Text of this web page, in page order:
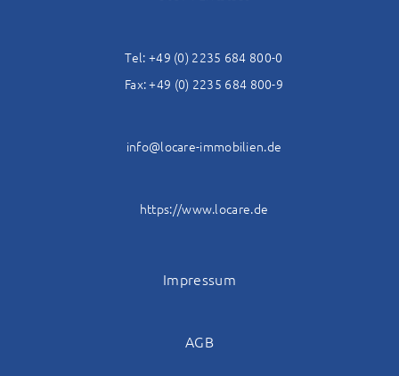
Tel: +49 (0) 2235 684 800-0
Fax: +49 (0) 2235 684 800-9
info@locare-immobilien.de
https://www.locare.de
Impressum
AGB